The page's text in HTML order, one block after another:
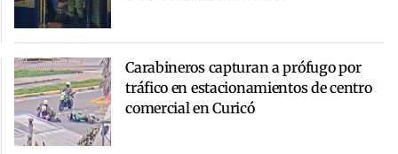
Carabineros capturan a prófugo por
tráfico en estacionamientos de centro
comercial en Curicó